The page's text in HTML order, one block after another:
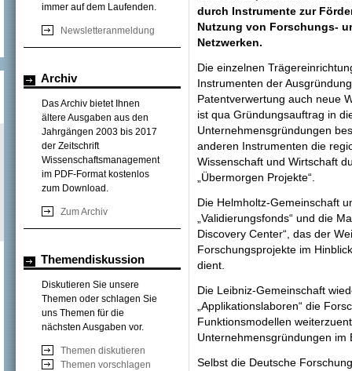
immer auf dem Laufenden.
Newsletteranmeldung
Archiv
Das Archiv bietet Ihnen
ältere Ausgaben aus den
Jahrgängen 2003 bis 2017
der Zeitschrift
Wissenschaftsmanagement
im PDF-Format kostenlos
zum Download.
Zum Archiv
Themendiskussion
Diskutieren Sie unsere
Themen oder schlagen Sie
uns Themen für die
nächsten Ausgaben vor.
Themen diskutieren
Themen vorschlagen
durch Instrumente zur
Nutzung von Forschungs-
Netzwerken.
Die einzelnen
Instrumenten der
Patentverwertung auch neue
ist qua Gründungsauftrag in
Unternehmensgründungen
anderen Instrumenten die
Wissenschaft und Wirtschaft
„Übermorgen Projekte“.
Die Helmholtz-Gemeinschaft
„Validierungsfonds“ und die
Discovery Center“, das der
Forschungsprojekte im
dient.
Die Leibniz-Gemeinschaft
„Applikationslaboren“ die
Funktionsmodellen
Unternehmensgründungen im
Selbst die Deutsche